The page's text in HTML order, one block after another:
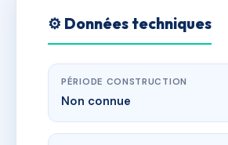
⚙️ Données techniques
PÉRIODE CONSTRUCTION
Non connue